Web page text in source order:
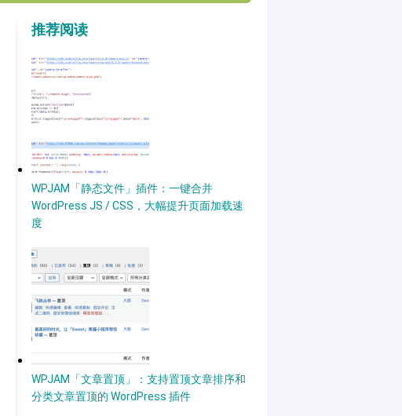
推荐阅读
WPJAM「静态文件」插件：一键合并
WordPress JS / CSS，大幅提升页面加载速
度
WPJAM「文章置顶」：支持置顶文章排序和
分类文章置顶的 WordPress 插件